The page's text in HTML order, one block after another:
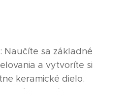
: Naučíte sa základné
a vytvoríte si
keramické dielo.